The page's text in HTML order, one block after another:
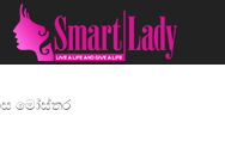
මෝස්තර